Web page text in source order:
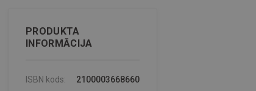
PRODUKTA
INFORMĀCIJA
ISBN kods: 2100003668660